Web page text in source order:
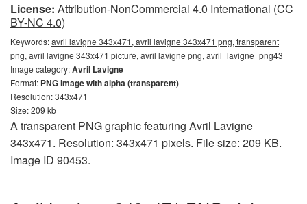
License: Attribution-NonCommercial 4.0 International (CC
BY-NC 4.0)
Keywords:avril lavigne 343x471, avril lavigne 343x471 png, transparent
png, avril lavigne 343x471 picture, avril lavigne png, avril_lavigne_png43
Image category:Avril Lavigne
Format: PNG image with alpha (transparent)
Resolution: 343x471
Size: 209 kb
A transparent PNG graphic featuring Avril Lavigne
343x471. Resolution: 343x471 pixels. File size: 209 KB.
Image ID 90453.